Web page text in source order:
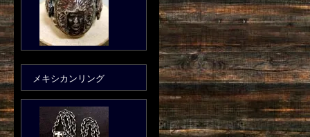
メキシカンリング